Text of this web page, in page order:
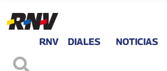
RNV DIALES NOTICIAS